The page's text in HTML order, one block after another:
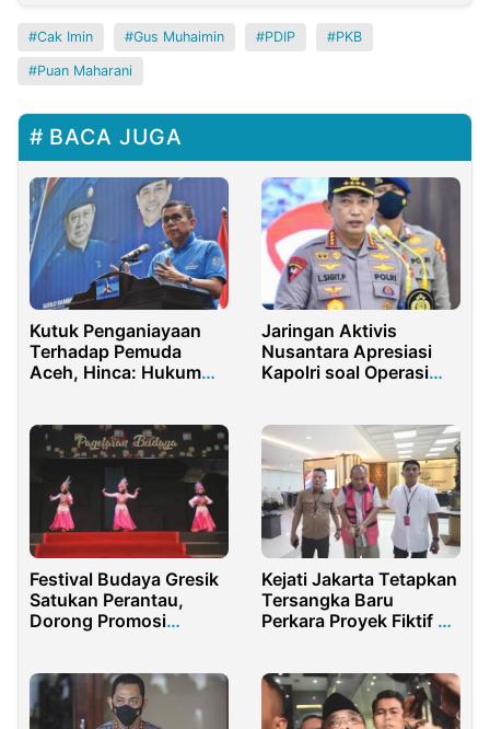
Cak Imin Gus Muhaimin PDIP PKB
Puan Maharani
BACA JUGA
Kutuk Penganiayaan
Terhadap Pemuda
Aceh, Hinca: Hukum
Jaringan Aktivis
Nusantara Apresiasi
Kapolri soal Operasi
Festival Budaya Gresik
Satukan Perantau,
Dorong Promosi
Kejati Jakarta Tetapkan
Tersangka Baru
Perkara Proyek Fiktif di